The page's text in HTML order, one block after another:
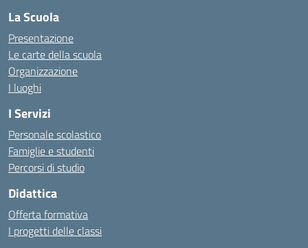
La Scuola
Presentazione
Le carte della scuola
Organizzazione
I luoghi
I Servizi
Personale scolastico
Famiglie e studenti
Percorsi di studio
Didattica
Offerta formativa
I progetti delle classi